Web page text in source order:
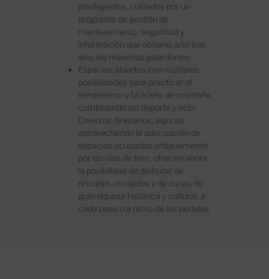
privilegiados, cuidados por un
programa de gestión de
mantenimiento, seguridad y
información que obtiene, año tras
año, los máximos galardones.
Espacios abiertos con múltiples
posibilidades para practicar el
senderismo y bicicleta de montaña,
combinando así deporte y ocio.
Diversos itinerarios, algunos
aprovechando la adecuación de
espacios ocupados antiguamente
por las vías de tren, ofrecen ahora
la posibilidad de disfrutar de
rincones olvidados y de zonas de
gran riqueza histórica y cultural, a
cada paso o a ritmo de los pedales.